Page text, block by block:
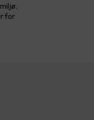
for